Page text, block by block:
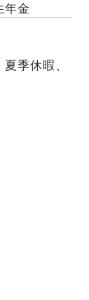
年金
季休暇、